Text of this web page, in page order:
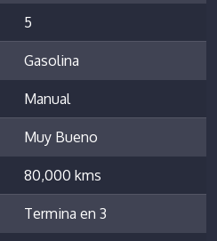
5
Gasolina
Manual
Muy Bueno
80,000 kms
Termina en 3